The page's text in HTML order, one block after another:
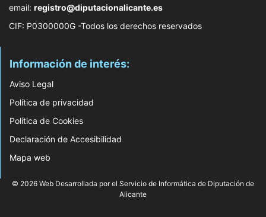
email: registro@diputacionalicante.es
CIF: P0300000G -Todos los derechos reservados
Información de interés:
Aviso Legal
Política de privacidad
Política de Cookies
Declaración de Accesibilidad
Mapa web
© 2026 Web Desarrollada por el Servicio de Informática de Diputación de
Alicante